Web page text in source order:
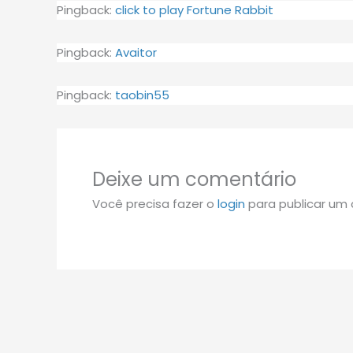
Pingback: click to play Fortune Rabbit
Pingback: Avaitor
Pingback: taobin55
Deixe um comentário
Você precisa fazer o login para publicar um